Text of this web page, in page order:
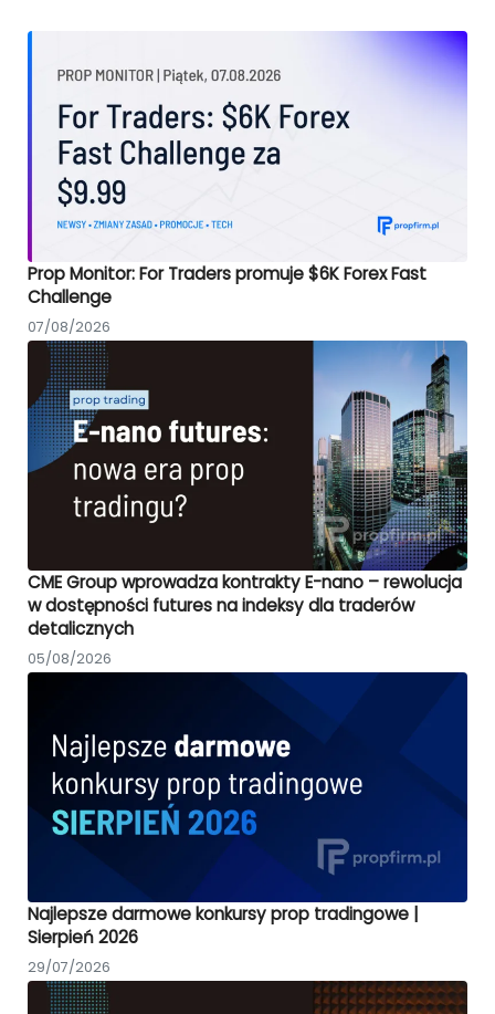
Prop Monitor: For Traders promuje $6K Forex Fast
Challenge
07/08/2026
CME Group wprowadza kontrakty E-nano – rewolucja
w dostępności futures na indeksy dla traderów
detalicznych
05/08/2026
Najlepsze darmowe konkursy prop tradingowe |
Sierpień 2026
29/07/2026